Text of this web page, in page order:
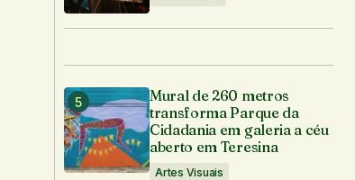
Mural de 260 metros
transforma Parque da
Cidadania em galeria a céu
aberto em Teresina
Artes Visuais